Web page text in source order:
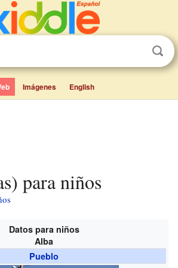
Imágenes English
para niños
Datos para niños
Alba
Pueblo